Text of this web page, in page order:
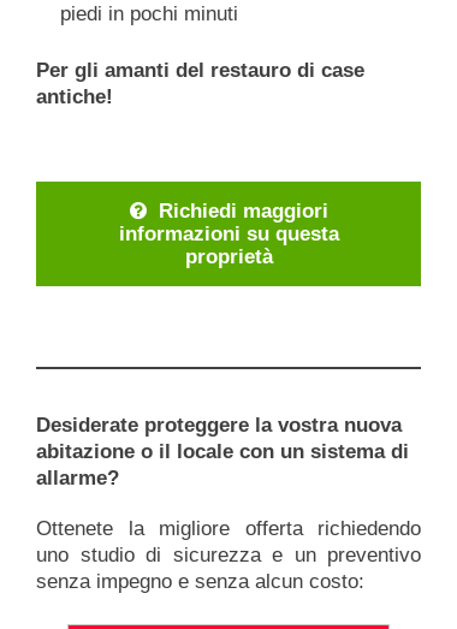
piedi in pochi minuti
Per gli amanti del restauro di case
antiche!
Richiedi maggiori
informazioni su questa
proprietà
Desiderate proteggere la vostra nuova
abitazione o il locale con un sistema di
allarme?
Ottenete la migliore offerta richiedendo
uno studio di sicurezza e un preventivo
senza impegno e senza alcun costo: